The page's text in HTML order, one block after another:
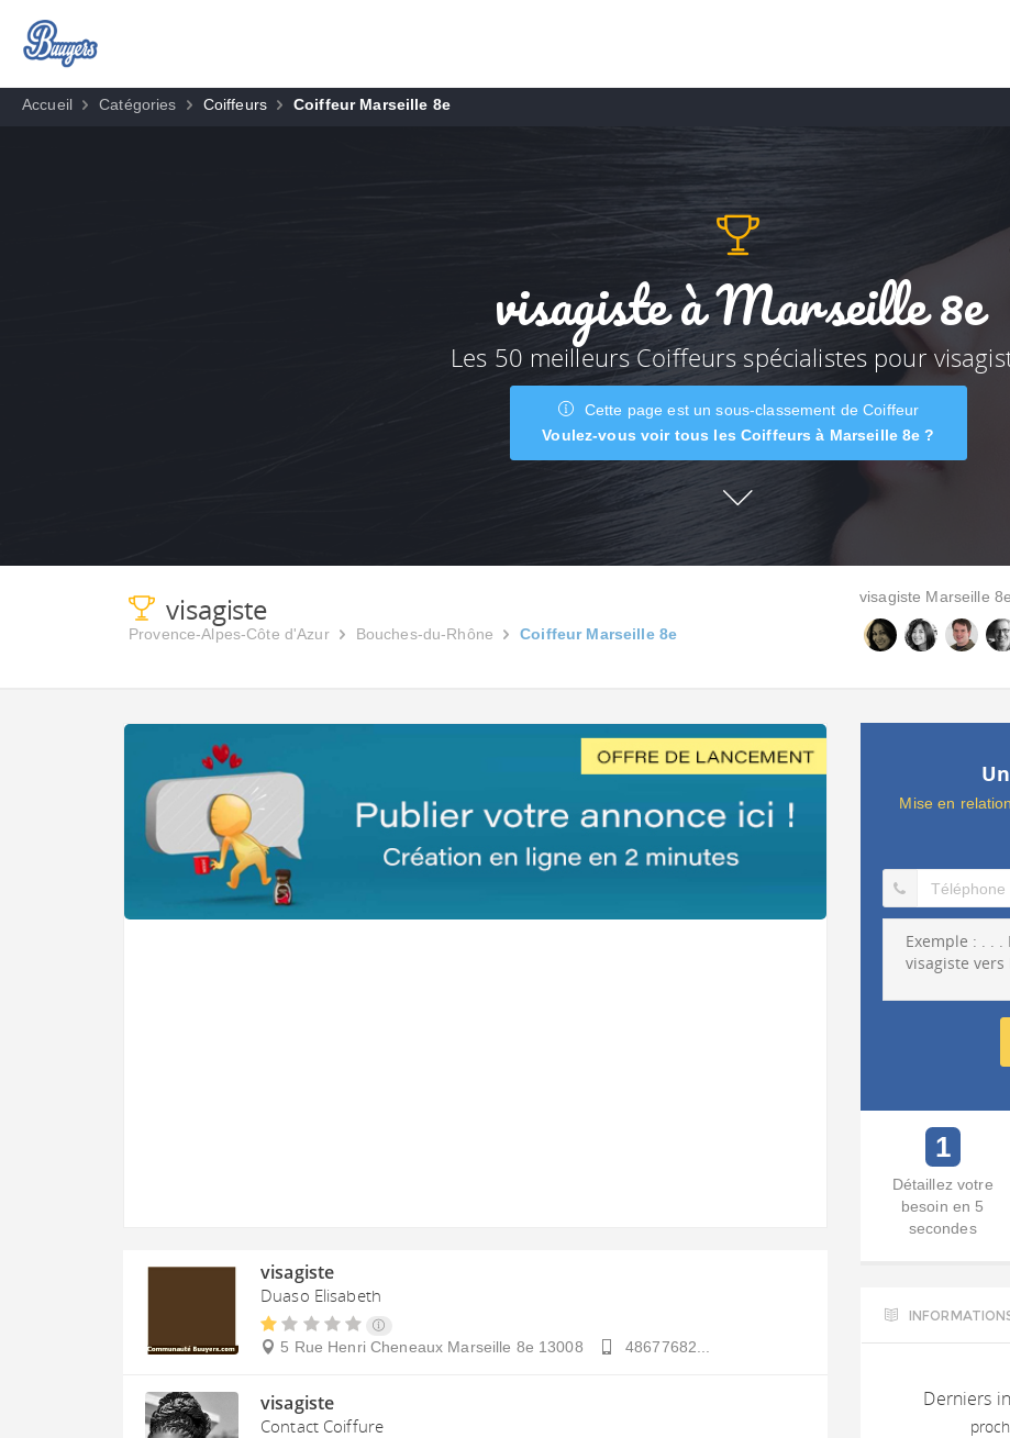
Accueil Catégories Coiffeurs Coiffeur Marseille 8e
visagiste à Marseille 8e
Les 50 meilleurs Coiffeurs spécialistes pour
Cette page est un sous-classement de Coiffeur
Voulez-vous voir tous les Coiffeurs à Marseille 8e ?
visagiste
Provence-Alpes-Côte d'Azur Bouches-du-Rhône Coiffeur Marseille 8e
visagiste Marseille
visagiste
Duaso Elisabeth
5 Rue Henri Cheneaux Marseille 8e 13008 48677682...
visagiste
Contact Coiffure
Mise en relation
1
Détaillez votre
besoin en 5
secondes
Derniers